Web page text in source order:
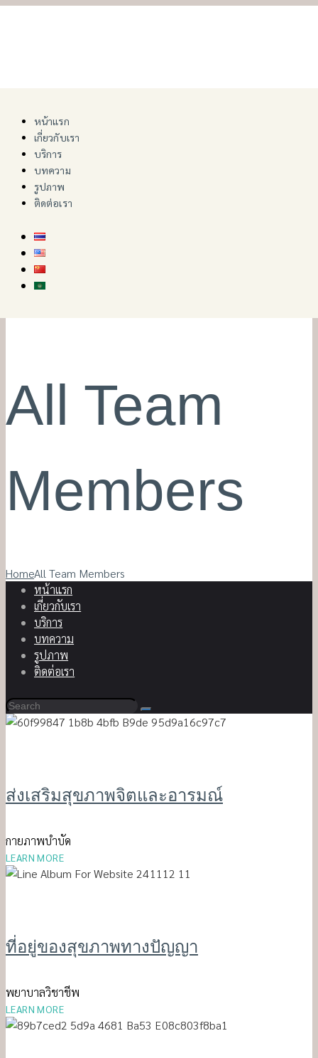
หน้าแรก
เกี่ยวกับเรา
บริการ
บทความ
รูปภาพ
ติดต่อเรา
All Team
Members
HomeAll Team Members
หน้าแรก
เกี่ยวกับเรา
บริการ
บทความ
รูปภาพ
ติดต่อเรา
ส่งเสริมสุขภาพจิตและอารมณ์
กายภาพบำบัด
LEARN MORE
ที่อยู่ของสุขภาพทางปัญญา
พยาบาลวิชาชีพ
LEARN MORE